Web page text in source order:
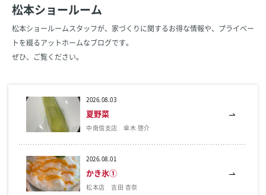
松本ショールーム
松本ショールームスタッフが、家づくりに関するお得な情報や、 プライベー
トを綴るアットホームなブログです。
ぜひ、ご覧ください。
2026.08.03
中南信支店 傘木 啓介
夏野菜
2026.08.01
松本店 吉田 杏奈
かき氷①